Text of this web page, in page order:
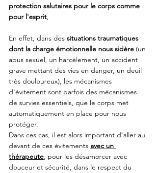
protection salutaires pour le corps comme
pour l'esprit,
En effet, dans des situations traumatiques
dont la charge émotionnelle nous sidère (un
abus sexuel, un harcèlement, un accident
grave mettant des vies en danger, un deuil
très douloureux), les mécanismes
d'évitement sont parfois des mécanismes
de survies essentiels, que le corps met
automatiquement en place pour nous
protéger.
Dans ces cas, il est alors important d'aller au
devant de ces évitements avec un
thérapeute, pour les désamorcer avec
douceur et sécurité, dans le respect du